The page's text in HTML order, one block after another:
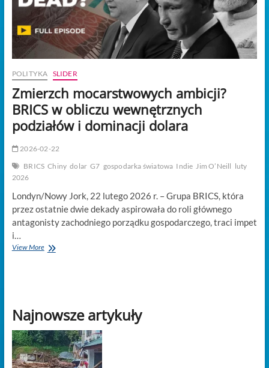
ma
znaczenie
POLITYKA SLIDER
Zmierzch mocarstwowych ambicji?
BRICS w obliczu wewnętrznych
podziałów i dominacji dolara
2026-02-22
BRICS Chiny dolar G7 gospodarka światowa Indie Jim O’Neill luty
2026
Londyn/Nowy Jork, 22 lutego 2026 r. – Grupa BRICS, która
przez ostatnie dwie dekady aspirowała do roli głównego
antagonisty zachodniego porządku gospodarczego, traci impet
i…
View MoreZmierzch
wewnętrznych
podziałów
i
dominacji
dolara
Najnowsze artykuły